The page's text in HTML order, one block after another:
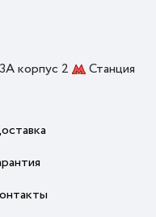
корпус 2
Станция